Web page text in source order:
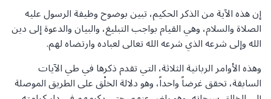
إن هذه الآية من الذكر الحكيم، تبين بوضوح وظيفة الرسول عليه
الصلاة والسلام، وهي القيام بواجب التبليغ، والبيان والدعوة إلى دين
الله وإلى شرعه الذي شرعه الله تعالى لعباده وارتضاه لهم.
وهذه الأوامر الربانية الثلاثة، التي تقدم ذكرها في طي الآيات
السابقة، تحقق غرضاً واحداً، وهو دلالة الخلْق على الطريق الموصلة